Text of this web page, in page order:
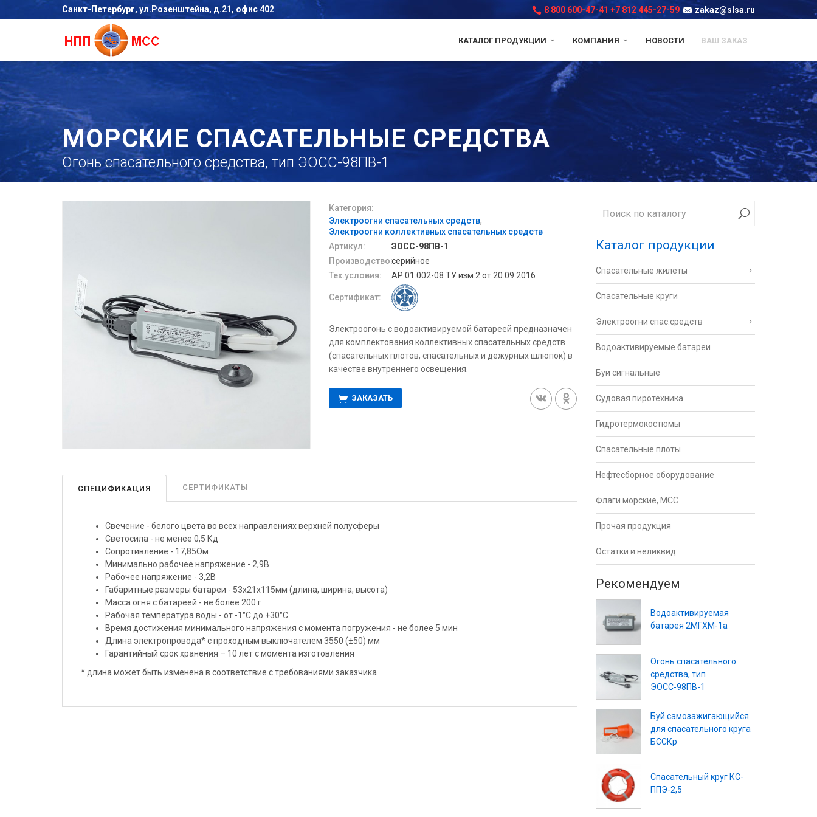
Санкт-Петербург, ул.Розенштейна, д.21, офис 402 8 800 600-47-41 +7 812 445-27-59 zakaz@slsa.ru
КАТАЛОГ ПРОДУКЦИИ КОМПАНИЯ НОВОСТИ ВАШ ЗАКАЗ
МОРСКИЕ СПАСАТЕЛЬНЫЕ СРЕДСТВА
Огонь спасательного средства, тип ЭОСС-98ПВ-1
Категория:
Электроогни спасательных средств
Электроогни коллективных спасательных средств
Артикул:
ЭОСС-98ПВ-1
Производство:серийное
Тех.условия:
АР 01.002-08 ТУ изм.2 от 20.09.2016
Сертификат:
Электроогонь с водоактивируемой батареей предназначен
для комплектования коллективных спасательных средств
(спасательных плотов, спасательных и дежурных шлюпок) в
качестве внутреннего освещения.
ЗАКАЗАТЬ
СПЕЦИФИКАЦИЯ СЕРТИФИКАТЫ
Свечение - белого цвета во всех направлениях верхней полусферы
Светосила - не менее 0,5 Кд
Сопротивление - 17,85Ом
Минимально рабочее напряжение - 2,9В
Рабочее напряжение - 3,2В
Габаритные размеры батареи - 53x21x115мм (длина, ширина, высота)
Масса огня с батареей - не более 200 г
Рабочая температура воды - от -1°С до +30°С
Время достижения минимального напряжения с момента погружения - не более 5 мин
Длина электропровода* с проходным выключателем 3550 (±50) мм
Гарантийный срок хранения – 10 лет с момента изготовления
* длина может быть изменена в соответствие с требованиями заказчика
Каталог продукции
Спасательные жилеты
Спасательные круги
Электроогни спас.средств
Водоактивируемые батареи
Буи сигнальные
Судовая пиротехника
Гидротермокостюмы
Спасательные плоты
Нефтесборное оборудование
Флаги морские, МСС
Прочая продукция
Остатки и неликвид
Рекомендуем
Водоактивируемая
батарея 2МГХМ-1а
Огонь спасательного
средства, тип
ЭОСС-98ПВ-1
Буй самозажигающийся
для спасательного круга
БССКр
Спасательный круг КС-
ППЭ-2,5